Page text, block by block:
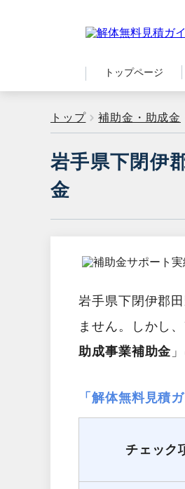
トップページ
トップ 補助金・助成金
岩手県下閉伊
金
岩手県下閉伊郡
ません。しかし
助成事業補助金
「解体無料見積
チェック